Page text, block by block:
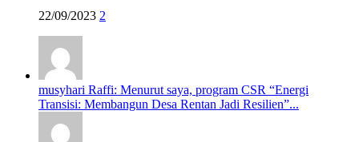
22/09/2023 2
musyhari Raffi: Menurut saya, program CSR “Energi
Transisi: Membangun Desa Rentan Jadi Resilien”...